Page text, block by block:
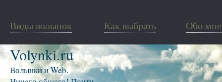
Виды волынок Как выбрать Обо мне
Volynki.ru
Волынки и Web.